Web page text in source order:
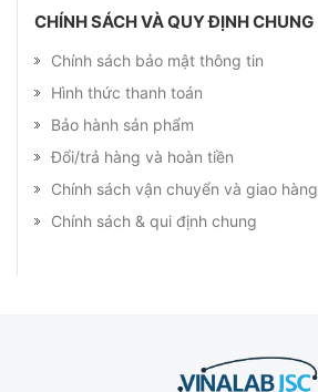
CHÍNH SÁCH VÀ QUY ĐỊNH CHUNG
Chính sách bảo mật thông tin
Hình thức thanh toán
Bảo hành sản phẩm
Đổi/trả hàng và hoàn tiền
Chính sách vận chuyển và giao hàng
Chính sách & qui định chung